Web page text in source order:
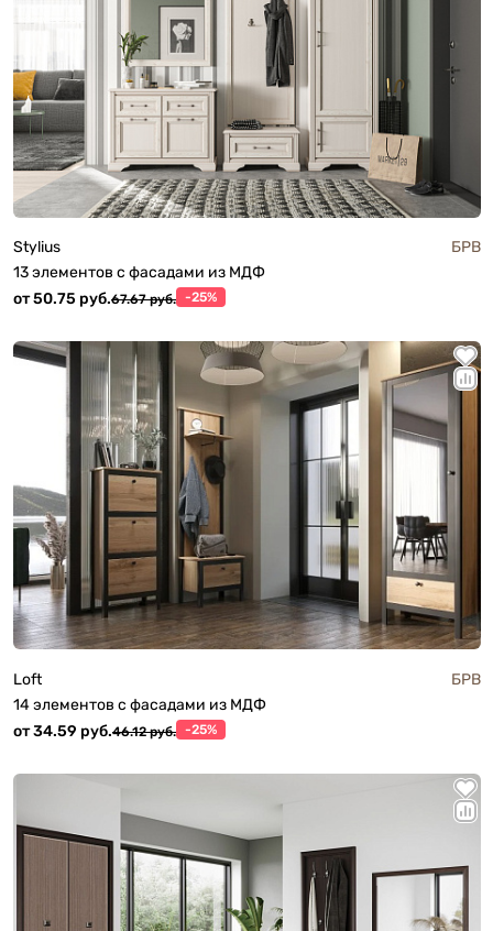
Stylius
БРВ
13 элементов с фасадами из МДФ
от 50.75 руб.67.67 руб. -25%
Loft
БРВ
14 элементов с фасадами из МДФ
от 34.59 руб.46.12 руб. -25%